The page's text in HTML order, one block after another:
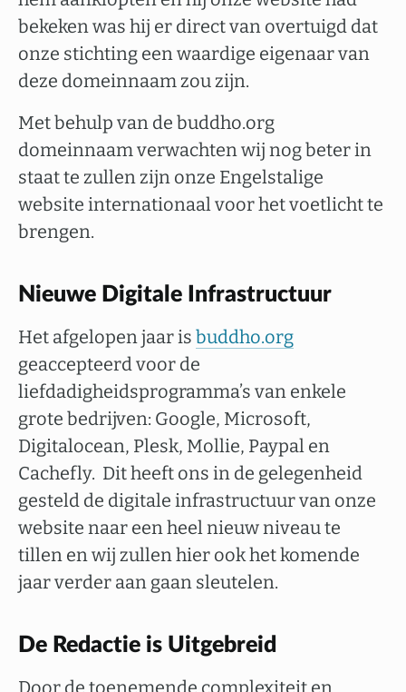
bekeken was hij er direct van overtuigd dat
onze stichting een waardige eigenaar van
deze domeinnaam zou zijn.
Met behulp van de buddho.org
domeinnaam verwachten wij nog beter in
staat te zullen zijn onze Engelstalige
website internationaal voor het voetlicht te
brengen.
Nieuwe Digitale Infrastructuur
Het afgelopen jaar is buddho.org
geaccepteerd voor de
liefdadigheidsprogramma’s van enkele
grote bedrijven: Google, Microsoft,
Digitalocean, Plesk, Mollie, Paypal en
Cachefly. Dit heeft ons in de gelegenheid
gesteld de digitale infrastructuur van onze
website naar een heel nieuw niveau te
tillen en wij zullen hier ook het komende
jaar verder aan gaan sleutelen.
De Redactie is Uitgebreid
Door de toenemende complexiteit en